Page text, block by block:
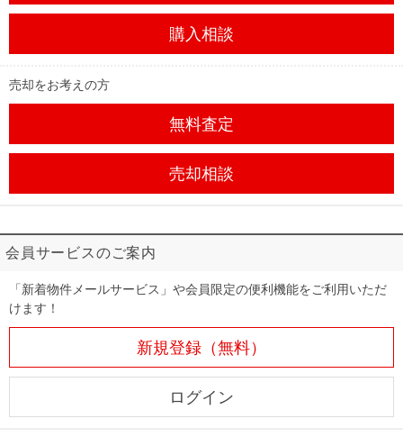
購入相談
売却をお考えの方
無料査定
売却相談
会員サービスのご案内
「新着物件メールサービス」や会員限定の便利機能をご利用いただ
けます！
新規登録（無料）
ログイン